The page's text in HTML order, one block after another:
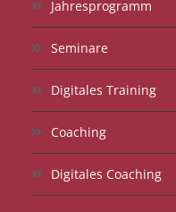
Jahresprogramm
Seminare
Digitales Training
Coaching
Digitales Coaching